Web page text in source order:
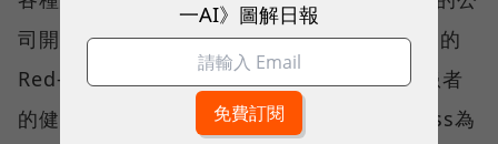
司開發了支援藍牙的行李牌和酒店鑰匙；英國的
Red-M開發出了一種系統，讓醫生可以根據患者
的健康保險平衡醫院的帳戶;美國的Zebra Pass為
一AI》圖解日報